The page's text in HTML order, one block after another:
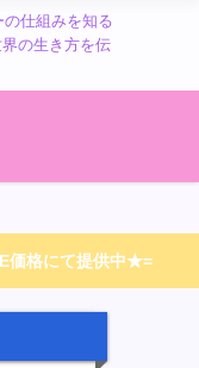
仕組みを知る
の生き方を伝
価格にて提供中★=